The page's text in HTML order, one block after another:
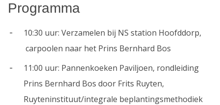
Programma
10:30 uur: Verzamelen bij NS station Hoofddorp,
carpoolen naar het Prins Bernhard Bos
11:00 uur: Pannenkoeken Paviljoen, rondleiding
Prins Bernhard Bos door Frits Ruyten,
Ruyteninstituut/integrale beplantingsmethodiek